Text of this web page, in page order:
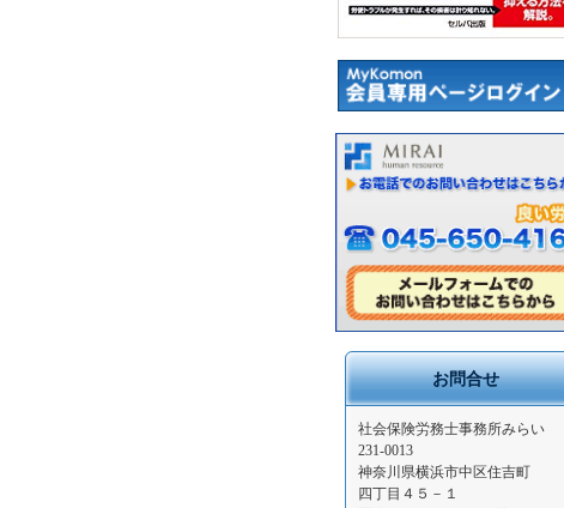
お問合せ
社会保険労務士事務所みらい
231-0013
神奈川県横浜市中区住吉町
四丁目４５－１